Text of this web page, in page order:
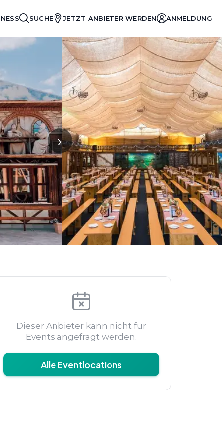
SUCHE JETZT ANBIETER WERDEN ANMELDUNG
›
Dieser Anbieter kann nicht für
Events angefragt werden.
Alle Eventlocations